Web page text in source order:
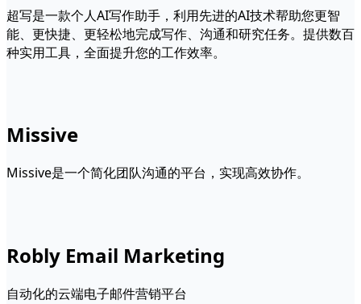
超写是一款个人AI写作助手，利用先进的AI技术帮助您更智
能、更快捷、更轻松地完成写作、沟通和研究任务。提供数百
种实用工具，全面提升您的工作效率。
Missive
Missive是一个简化团队沟通的平台，实现高效协作。
Robly Email Marketing
自动化的云端电子邮件营销平台